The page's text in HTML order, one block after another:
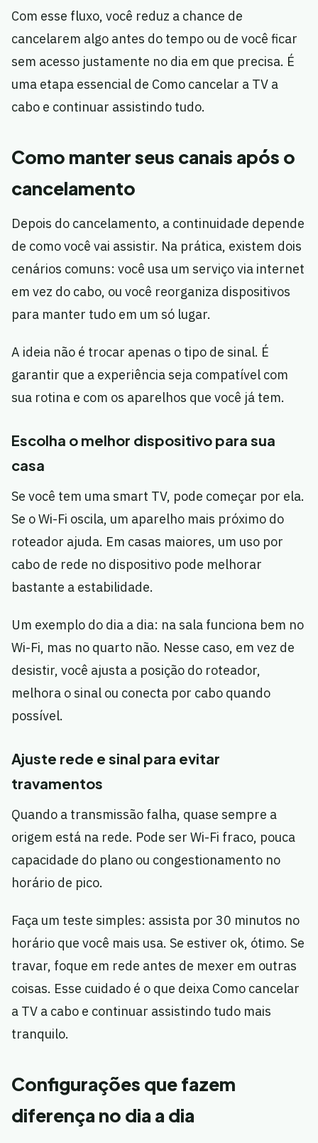
Com esse fluxo, você reduz a chance de
cancelarem algo antes do tempo ou de você ficar
sem acesso justamente no dia em que precisa. É
uma etapa essencial de Como cancelar a TV a
cabo e continuar assistindo tudo.
Como manter seus canais após o
cancelamento
Depois do cancelamento, a continuidade depende
de como você vai assistir. Na prática, existem dois
cenários comuns: você usa um serviço via internet
em vez do cabo, ou você reorganiza dispositivos
para manter tudo em um só lugar.
A ideia não é trocar apenas o tipo de sinal. É
garantir que a experiência seja compatível com
sua rotina e com os aparelhos que você já tem.
Escolha o melhor dispositivo para sua
casa
Se você tem uma smart TV, pode começar por ela.
Se o Wi-Fi oscila, um aparelho mais próximo do
roteador ajuda. Em casas maiores, um uso por
cabo de rede no dispositivo pode melhorar
bastante a estabilidade.
Um exemplo do dia a dia: na sala funciona bem no
Wi-Fi, mas no quarto não. Nesse caso, em vez de
desistir, você ajusta a posição do roteador,
melhora o sinal ou conecta por cabo quando
possível.
Ajuste rede e sinal para evitar
travamentos
Quando a transmissão falha, quase sempre a
origem está na rede. Pode ser Wi-Fi fraco, pouca
capacidade do plano ou congestionamento no
horário de pico.
Faça um teste simples: assista por 30 minutos no
horário que você mais usa. Se estiver ok, ótimo. Se
travar, foque em rede antes de mexer em outras
coisas. Esse cuidado é o que deixa Como cancelar
a TV a cabo e continuar assistindo tudo mais
tranquilo.
Configurações que fazem
diferença no dia a dia